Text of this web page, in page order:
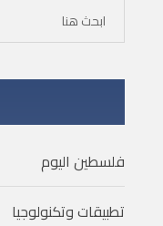
فلسطين اليوم
تطبيقات وتكنولوجيا